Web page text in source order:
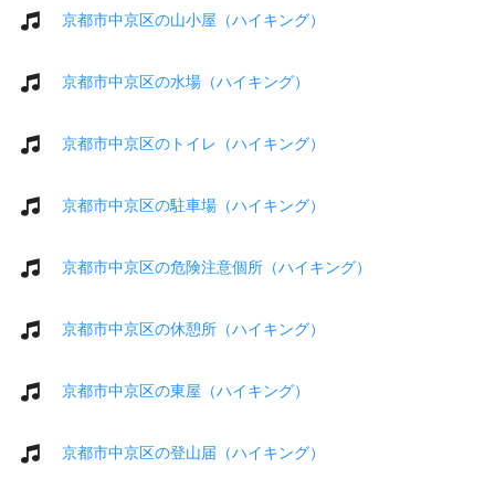
京都市中京区の山小屋（ハイキング）
京都市中京区の水場（ハイキング）
京都市中京区のトイレ（ハイキング）
京都市中京区の駐車場（ハイキング）
京都市中京区の危険注意個所（ハイキング）
京都市中京区の休憩所（ハイキング）
京都市中京区の東屋（ハイキング）
京都市中京区の登山届（ハイキング）